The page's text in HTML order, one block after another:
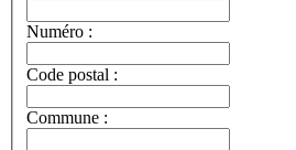
Numéro :
Code postal :
Commune :